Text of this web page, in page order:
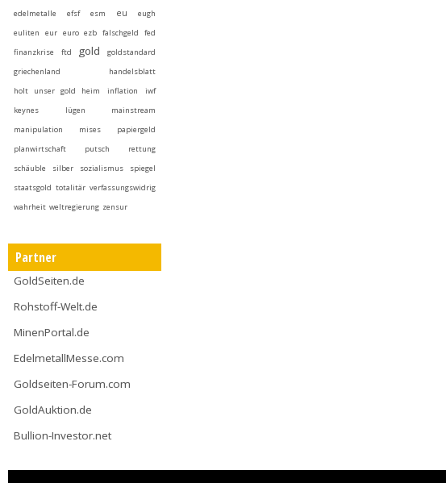
edelmetalle
efsf esm eu
eugh
euliten
eur euro ezb falschgeld
fed
finanzkrise
ftd gold
goldstandard
griechenland
handelsblatt
holt unser gold heim
inflation
iwf
keynes
lügen
mainstream
manipulation
mises
papiergeld
planwirtschaft
putsch
rettung
schäuble
silber sozialismus
spiegel
staatsgold totalitär verfassungswidrig
wahrheit weltregierung zensur
Partner
GoldSeiten.de
Rohstoff-Welt.de
MinenPortal.de
EdelmetallMesse.com
Goldseiten-Forum.com
GoldAuktion.de
Bullion-Investor.net